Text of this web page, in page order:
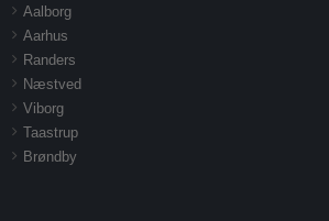
Aalborg
Aarhus
Randers
Næstved
Viborg
Taastrup
Brøndby